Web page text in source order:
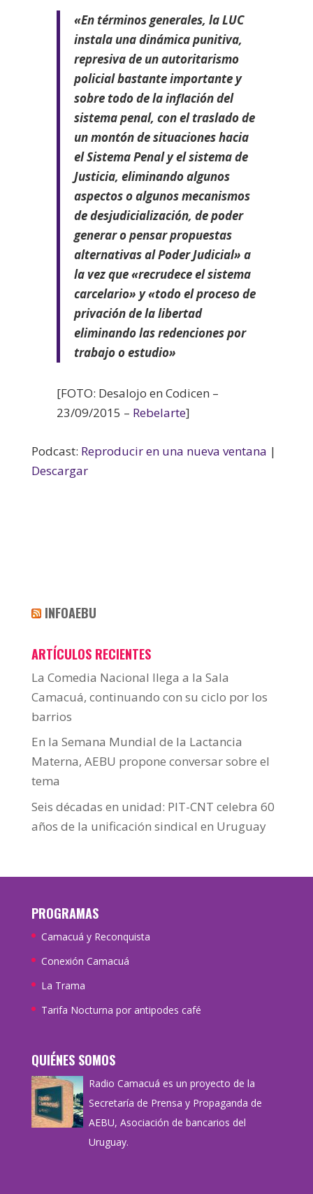
«En términos generales, la LUC
instala una dinámica punitiva,
represiva de un autoritarismo
policial bastante importante y
sobre todo de la inflación del
sistema penal, con el traslado de
un montón de situaciones hacia
el Sistema Penal y el sistema de
Justicia, eliminando algunos
aspectos o algunos mecanismos
de desjudicialización, de poder
generar o pensar propuestas
alternativas al Poder Judicial» a
la vez que «recrudece el sistema
carcelario» y «todo el proceso de
privación de la libertad
eliminando las redenciones por
trabajo o estudio»
[FOTO: Desalojo en Codicen –
23/09/2015 – Rebelarte]
Podcast: Reproducir en una nueva ventana |
Descargar
INFOAEBU
ARTÍCULOS RECIENTES
La Comedia Nacional llega a la Sala
Camacuá, continuando con su ciclo por los
barrios
En la Semana Mundial de la Lactancia
Materna, AEBU propone conversar sobre el
tema
Seis décadas en unidad: PIT-CNT celebra 60
años de la unificación sindical en Uruguay
PROGRAMAS
Camacuá y Reconquista
Conexión Camacuá
La Trama
Tarifa Nocturna por antipodes café
QUIÉNES SOMOS
Radio Camacuá es un proyecto de la
Secretaría de Prensa y Propaganda de
AEBU, Asociación de bancarios del
Uruguay.